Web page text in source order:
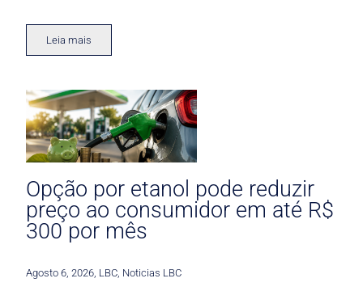
Leia mais
Opção por etanol pode reduzir
preço ao consumidor em até R$
300 por mês
Agosto 6, 2026 LBC Noticias LBC